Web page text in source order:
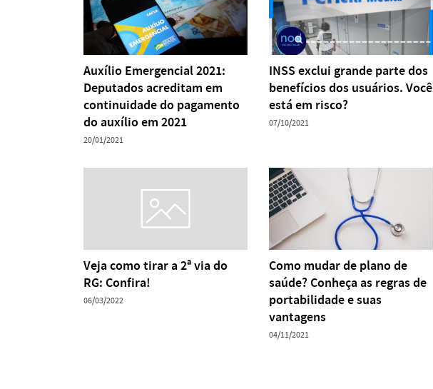
Auxílio Emergencial 2021:
Deputados acreditam em
continuidade do pagamento
do auxílio em 2021
20/01/2021
INSS exclui grande parte dos
benefícios dos usuários. Você
está em risco?
07/10/2021
Veja como tirar a 2ª via do
RG: Confira!
06/03/2022
Como mudar de plano de
saúde? Conheça as regras de
portabilidade e suas
vantagens
04/11/2021